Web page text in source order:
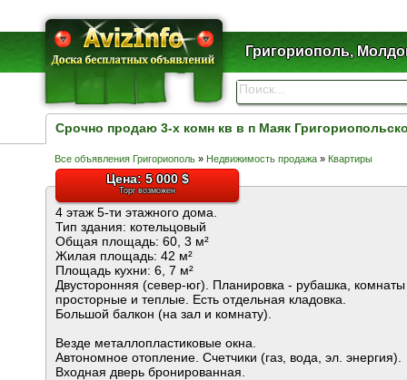
Григориополь,
Срочно продаю 3-х комн кв в п Маяк
Все объявления Григориополь » Недвижимость продажа » Квартиры
Цена: 5 000 $
Торг возможен
4 этаж 5-ти этажного дома.
Тип здания: котельцовый
Общая площадь: 60, 3 м²
Жилая площадь: 42 м²
Площадь кухни: 6, 7 м²
Двусторонняя (север-юг). Планировка - рубашка,
просторные и теплые. Есть отдельная кладовка.
Большой балкон (на зал и комнату).
Везде металлопластиковые окна.
Автономное отопление. Счетчики (газ, вода, эл. энергия).
Входная дверь бронированная.